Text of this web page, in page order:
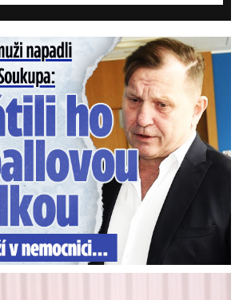
Jaromíra Soukupa: Krvavá nakládačka
Policie obvinila exšéfa železnic!